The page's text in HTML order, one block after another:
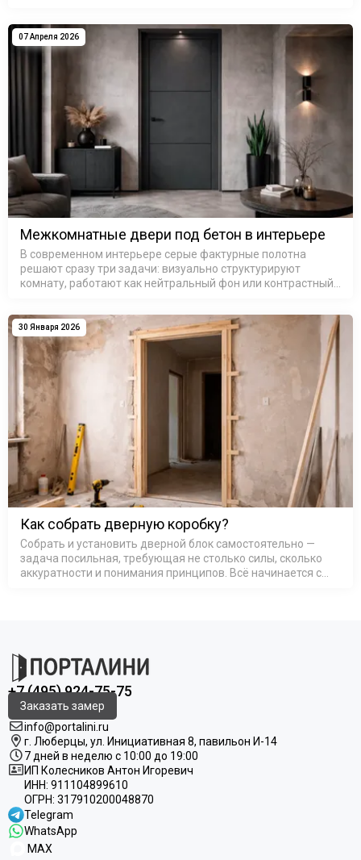
чёрного с шоколадны…
07 Апреля 2026
Межкомнатные двери под бетон в интерьере
В современном интерьере серые фактурные полотна
решают сразу три задачи: визуально структурируют
комнату, работают как нейтральный фон или контрастный
которой не хва…
30 Января 2026
Как собрать дверную коробку?
Собрать и установить дверной блок самостоятельно —
задача посильная, требующая не столько силы, сколько
аккуратности и понимания принципов. Всё начинается с
+7 (495) 924-75-75
Заказать замер
info@portalini.ru
г. Люберцы, ул. Инициативная 8, павильон И-14
7 дней в неделю с 10:00 до 19:00
ИП Колесников Антон Игоревич
ИНН: 911104899610
ОГРН: 317910200048870
Telegram
WhatsApp
MAX